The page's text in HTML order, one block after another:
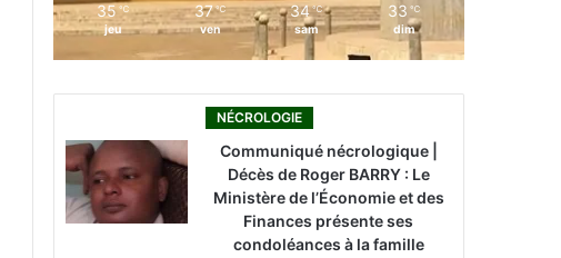
35 ℃
jeu
37 ℃
ven
34 ℃
sam
33 ℃
dim
NÉCROLOGIE
Communiqué nécrologique |
Décès de Roger BARRY : Le
Ministère de l’Économie et des
Finances présente ses
condoléances à la famille